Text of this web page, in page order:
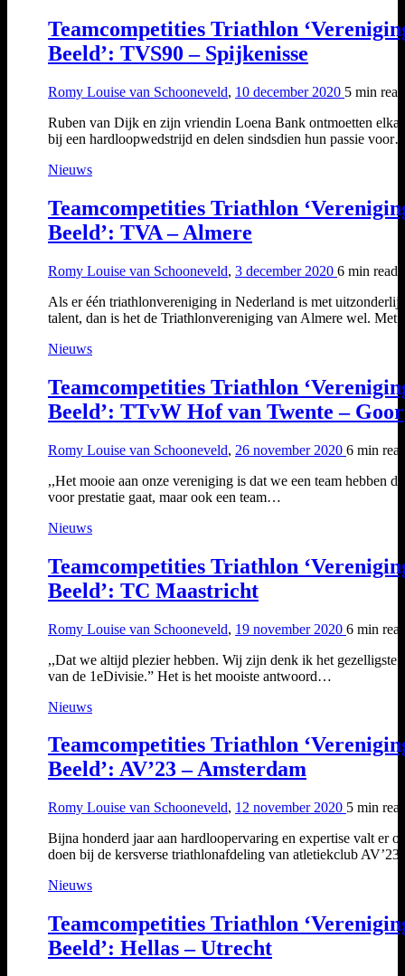
Teamcompetities Triathlon
Beeld’: TVS90 – Spijkenisse
Romy Louise van Schooneveld, 10 december 2020 5 min read
Ruben van Dijk en zijn vriendin Loena Bank ontmoetten
bij een hardloopwedstrijd en delen sindsdien hun passie
Nieuws
Teamcompetities Triathlon
Beeld’: TVA – Almere
Romy Louise van Schooneveld, 3 december 2020 6 min read
Als er één triathlonvereniging in Nederland is met
talent, dan is het de Triathlonvereniging van Almere wel.
Nieuws
Teamcompetities Triathlon
Beeld’: TTvW Hof van Twente – Goor
Romy Louise van Schooneveld, 26 november 2020 6 min
,,Het mooie aan onze vereniging is dat we een team hebben
voor prestatie gaat, maar ook een team…
Nieuws
Teamcompetities Triathlon
Beeld’: TC Maastricht
Romy Louise van Schooneveld, 19 november 2020 6 min
,,Dat we altijd plezier hebben. Wij zijn denk ik het gezelligste
van de 1eDivisie.” Het is het mooiste antwoord…
Nieuws
Teamcompetities Triathlon
Beeld’: AV’23 – Amsterdam
Romy Louise van Schooneveld, 12 november 2020 5 min
Bijna honderd jaar aan hardloopervaring en expertise valt er
doen bij de kersverse triathlonafdeling van atletiekclub
Nieuws
Teamcompetities Triathlon
Beeld’: Hellas – Utrecht